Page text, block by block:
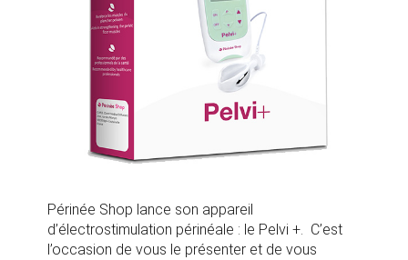
Périnée Shop lance son appareil
d’électrostimulation périnéale : le Pelvi +. C’est
l’occasion de vous le présenter et de vous